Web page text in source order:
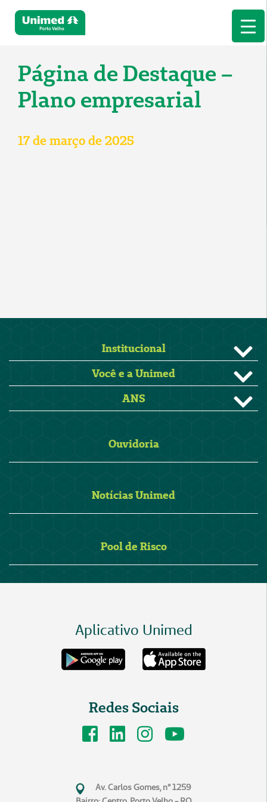
Página de Destaque –
Plano empresarial
17 de março de 2025
Institucional
Você e a Unimed
ANS
Ouvidoria
Notícias Unimed
Pool de Risco
Aplicativo Unimed
Redes Sociais
Av. Carlos Gomes, n° 1259